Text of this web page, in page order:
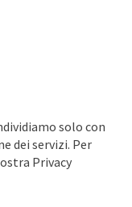
solo con
dei servizi. Per
Privacy